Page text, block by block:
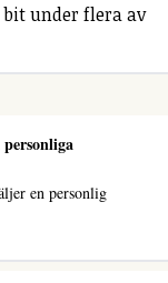
under flera av
en personlig